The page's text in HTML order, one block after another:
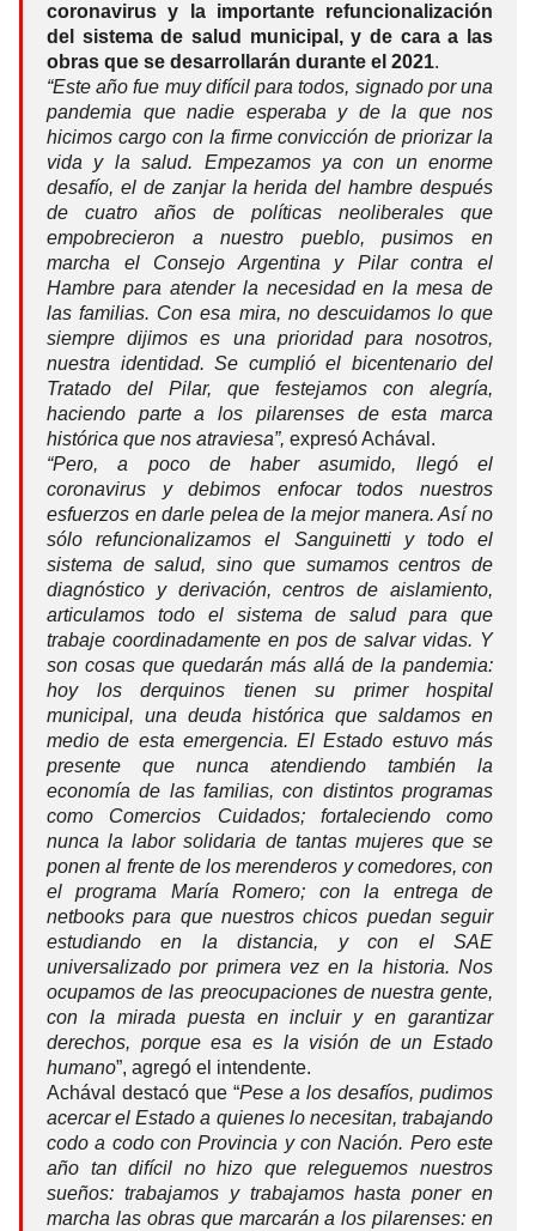
coronavirus y la importante refuncionalización
del sistema de salud municipal, y de cara a las
obras que se desarrollarán durante el 2021.
“Este año fue muy difícil para todos, signado por una
pandemia que nadie esperaba y de la que nos
hicimos cargo con la firme convicción de priorizar la
vida y la salud. Empezamos ya con un enorme
desafío, el de zanjar la herida del hambre después
de cuatro años de políticas neoliberales que
empobrecieron a nuestro pueblo, pusimos en
marcha el Consejo Argentina y Pilar contra el
Hambre para atender la necesidad en la mesa de
las familias. Con esa mira, no descuidamos lo que
siempre dijimos es una prioridad para nosotros,
nuestra identidad. Se cumplió el bicentenario del
Tratado del Pilar, que festejamos con alegría,
haciendo parte a los pilarenses de esta marca
histórica que nos atraviesa”, expresó Achával.
“Pero, a poco de haber asumido, llegó el
coronavirus y debimos enfocar todos nuestros
esfuerzos en darle pelea de la mejor manera. Así no
sólo refuncionalizamos el Sanguinetti y todo el
sistema de salud, sino que sumamos centros de
diagnóstico y derivación, centros de aislamiento,
articulamos todo el sistema de salud para que
trabaje coordinadamente en pos de salvar vidas. Y
son cosas que quedarán más allá de la pandemia:
hoy los derquinos tienen su primer hospital
municipal, una deuda histórica que saldamos en
medio de esta emergencia. El Estado estuvo más
presente que nunca atendiendo también la
economía de las familias, con distintos programas
como Comercios Cuidados; fortaleciendo como
nunca la labor solidaria de tantas mujeres que se
ponen al frente de los merenderos y comedores, con
el programa María Romero; con la entrega de
netbooks para que nuestros chicos puedan seguir
estudiando en la distancia, y con el SAE
universalizado por primera vez en la historia. Nos
ocupamos de las preocupaciones de nuestra gente,
con la mirada puesta en incluir y en garantizar
derechos, porque esa es la visión de un Estado
humano”, agregó el intendente.
Achával destacó que “Pese a los desafíos, pudimos
acercar el Estado a quienes lo necesitan, trabajando
codo a codo con Provincia y con Nación. Pero este
año tan difícil no hizo que releguemos nuestros
sueños: trabajamos y trabajamos hasta poner en
marcha las obras que marcarán a los pilarenses: en